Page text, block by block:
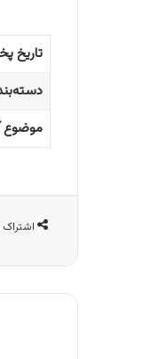
تاریخ
موضوع
اشتراک